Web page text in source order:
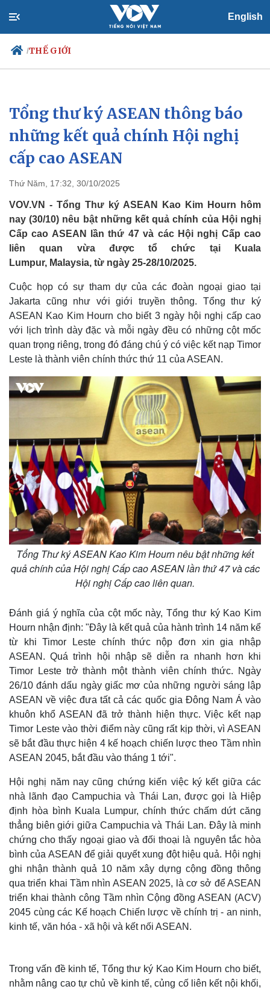
English
/THẾ GIỚI
Chính trị
Đảng
Tổ chức nhân sự
Quốc hội
Nhận diện sự thật
Xã hội
Tin 24h
Dự báo thời tiết
Thế giới
Multimedia
Tổng thư ký ASEAN thông báo
những kết quả chính Hội nghị
cấp cao ASEAN
Thứ Năm, 17:32, 30/10/2025
VOV.VN - Tổng Thư ký ASEAN Kao Kim Hourn hôm
nay (30/10) nêu bật những kết quả chính của Hội nghị
Cấp cao ASEAN lần thứ 47 và các Hội nghị Cấp cao
liên quan vừa được tổ chức tại Kuala
Lumpur, Malaysia, từ ngày 25-28/10/2025.
Cuộc họp có sự tham dự của các đoàn ngoại giao tại
Jakarta cũng như với giới truyền thông. Tổng thư ký
ASEAN Kao Kim Hourn cho biết 3 ngày hội nghị cấp cao
với lịch trình dày đặc và mỗi ngày đều có những cột mốc
quan trọng riêng, trong đó đáng chú ý có việc kết nạp Timor
Leste là thành viên chính thức thứ 11 của ASEAN.
Tổng Thư ký ASEAN Kao Kim Hourn nêu bật những kết
quả chính của Hội nghị Cấp cao ASEAN lần thứ 47 và các
Hội nghị Cấp cao liên quan.
Đánh giá ý nghĩa của cột mốc này, Tổng thư ký Kao Kim
Hourn nhận định: "Đây là kết quả của hành trình 14 năm kể
từ khi Timor Leste chính thức nộp đơn xin gia nhập
ASEAN. Quá trình hội nhập sẽ diễn ra nhanh hơn khi
Timor Leste trở thành một thành viên chính thức. Ngày
26/10 đánh dấu ngày giấc mơ của những người sáng lập
ASEAN về việc đưa tất cả các quốc gia Đông Nam Á vào
khuôn khổ ASEAN đã trở thành hiện thực. Việc kết nạp
Timor Leste vào thời điểm này cũng rất kịp thời, vì ASEAN
sẽ bắt đầu thực hiện 4 kế hoạch chiến lược theo Tầm nhìn
ASEAN 2045, bắt đầu vào tháng 1 tới".
Hội nghị năm nay cũng chứng kiến việc ký kết giữa các
nhà lãnh đạo Campuchia và Thái Lan, được gọi là Hiệp
định hòa bình Kuala Lumpur, chính thức chấm dứt căng
thẳng biên giới giữa Campuchia và Thái Lan. Đây là minh
chứng cho thấy ngoại giao và đối thoại là nguyên tắc hòa
bình của ASEAN để giải quyết xung đột hiệu quả. Hội nghị
ghi nhận thành quả 10 năm xây dựng cộng đồng thông
qua triển khai Tầm nhìn ASEAN 2025, là cơ sở để ASEAN
triển khai thành công Tầm nhìn Cộng đồng ASEAN (ACV)
2045 cùng các Kế hoạch Chiến lược về chính trị - an ninh,
kinh tế, văn hóa - xã hội và kết nối ASEAN.
Trong vấn đề kinh tế, Tổng thư ký Kao Kim Hourn cho biết,
nhằm nâng cao tự chủ về kinh tế, củng cố liên kết nội khối,